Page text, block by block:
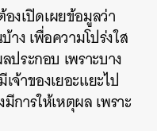
งเปิดเผยข้อมูลว่า
ง เพื่อความโปร่งใส
ประกอบ เพราะบาง
จ้าของเยอะแยะไป
การให้เหตุผล เพราะ